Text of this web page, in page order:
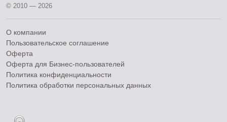
© 2010 — 2026
О компании
Пользовательское соглашение
Оферта
Оферта для Бизнес-пользователей
Политика конфиденциальности
Политика обработки персональных данных